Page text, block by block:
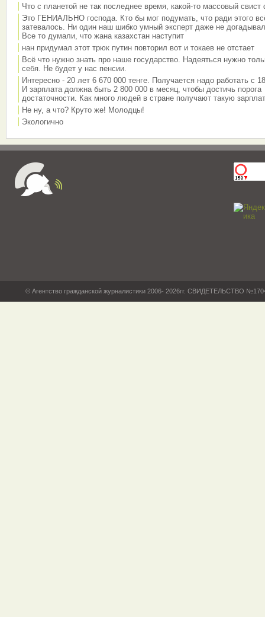
Что с планетой не так последнее время, какой-то массовый свист
Это ГЕНИАЛЬНО господа. Кто бы мог подумать, что ради этого
затевалось. Ни один наш шибко умный эксперт даже не
Все то думали, что жана казахстан наступит
нан придумал этот трюк путин повторил вот и токаев не отстает
Всё что нужно знать про наше государство. Надеяться нужно
себя. Не будет у нас пенсии.
Интересно - 20 лет 6 670 000 тенге. Получается надо работать с
И зарплата должна быть 2 800 000 в месяц, чтобы достичь порога
достаточности. Как много людей в стране получают такую
Не ну, а что? Круто же! Молодцы!
Экологично
© Агентство гражданской журналистики 2006- 2026гг. СВИДЕТЕЛЬСТВО